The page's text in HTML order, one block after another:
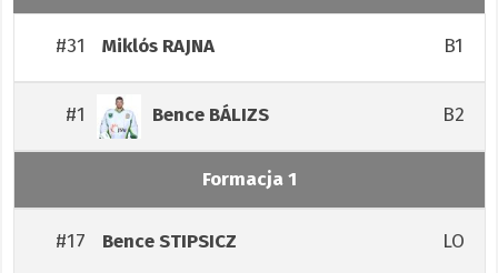
#31 Miklós RAJNA B1
#1 Bence BÁLIZS B2
Formacja 1
#17 BenceSTIPSICZ LO